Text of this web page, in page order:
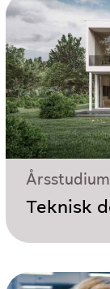
Årsstudium
Teknisk